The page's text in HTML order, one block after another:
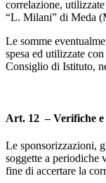
correlazione,
“L. Milani” di Meda
Le somme
spesa ed utilizzate
Consiglio di Istituto,
Art. 12 – Verifiche
Le sponsorizzazioni,
soggette a periodiche
fine di accertare la